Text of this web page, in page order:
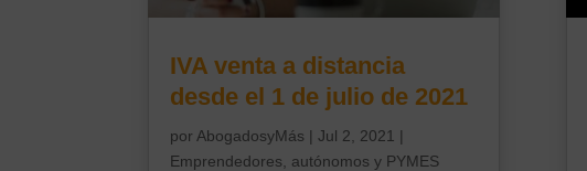
IVA venta a distancia
desde el 1 de julio de 2021
por AbogadosyMás |Jul 2, 2021 |
Emprendedores, autónomos y PYMES